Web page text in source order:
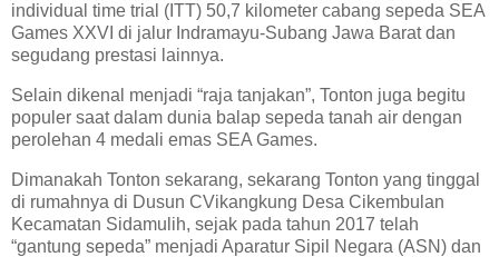
individual time trial (ITT) 50,7 kilometer cabang sepeda SEA
Games XXVI di jalur Indramayu-Subang Jawa Barat dan
segudang prestasi lainnya.
Selain dikenal menjadi “raja tanjakan”, Tonton juga begitu
populer saat dalam dunia balap sepeda tanah air dengan
perolehan 4 medali emas SEA Games.
Dimanakah Tonton sekarang, sekarang Tonton yang tinggal
di rumahnya di Dusun CVikangkung Desa Cikembulan
Kecamatan Sidamulih, sejak pada tahun 2017 telah
“gantung sepeda” menjadi Aparatur Sipil Negara (ASN) dan